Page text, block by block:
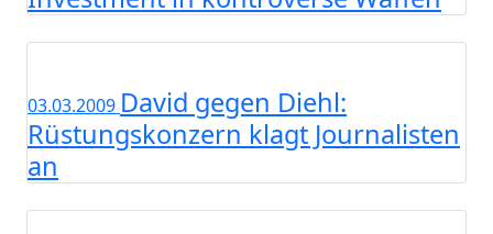
03.03.2009 David gegen Diehl:
Rüstungskonzern klagt Journalisten
an